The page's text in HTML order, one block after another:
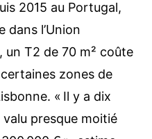
2015 au Portugal,
dans l’Union
un T2 de 70 m² coûte
zones de
« Il y a dix
presque moitié